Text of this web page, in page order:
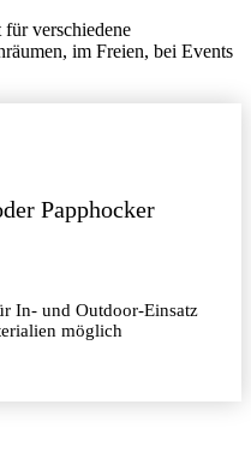
verschiedene
im Freien, bei Events
Papphocker
In- und Outdoor-Einsatz
möglich